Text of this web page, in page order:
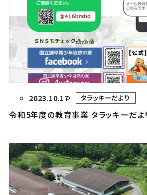
2023.10.17 タラッキーだより
令和5年度の教育事業 タラッキーだよ